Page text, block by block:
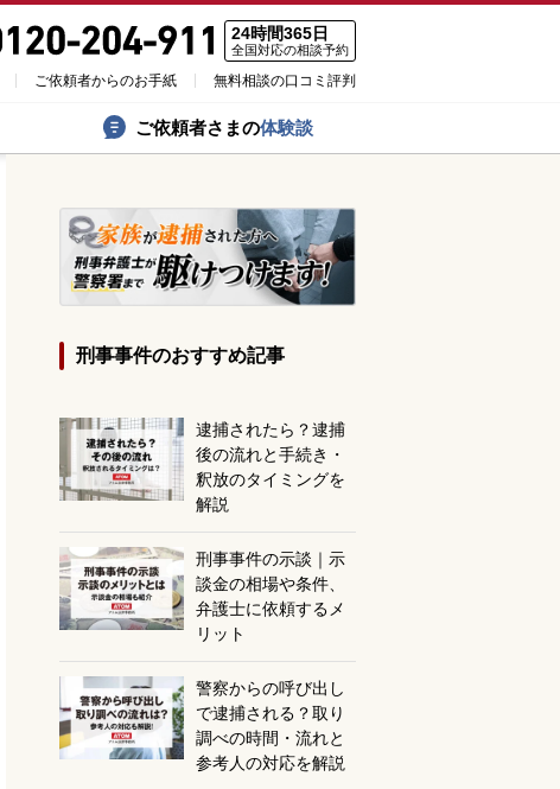
24時間365日
全国対応の相談予約
ご依頼者からのお手紙 無料相談の口コミ評判
ご依頼者さまの体験談
刑事事件のおすすめ記事
逮捕されたら？逮捕
後の流れと手続き・
釈放のタイミングを
解説
刑事事件の示談｜示
談金の相場や条件、
弁護士に依頼するメ
リット
警察からの呼び出し
で逮捕される？取り
調べの時間・流れと
参考人の対応を解説